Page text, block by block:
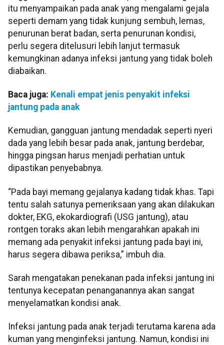
itu menyampaikan pada anak yang mengalami gejala
seperti demam yang tidak kunjung sembuh, lemas,
penurunan berat badan, serta penurunan kondisi,
perlu segera ditelusuri lebih lanjut termasuk
kemungkinan adanya infeksi jantung yang tidak boleh
diabaikan.
Baca juga: Kenali empat jenis penyakit infeksi
jantung pada anak
Kemudian, gangguan jantung mendadak seperti nyeri
dada yang lebih besar pada anak, jantung berdebar,
hingga pingsan harus menjadi perhatian untuk
dipastikan penyebabnya.
“Pada bayi memang gejalanya kadang tidak khas. Tapi
tentu salah satunya pemeriksaan yang akan dilakukan
dokter, EKG, ekokardiografi (USG jantung), atau
rontgen toraks akan lebih mengarahkan apakah ini
memang ada penyakit infeksi jantung pada bayi ini,
harus segera dibawa periksa,” imbuh dia.
Sarah mengatakan penekanan pada infeksi jantung ini
tentunya kecepatan penanganannya akan sangat
menyelamatkan kondisi anak.
Infeksi jantung pada anak terjadi terutama karena ada
kuman yang menginfeksi jantung. Namun, kondisi ini